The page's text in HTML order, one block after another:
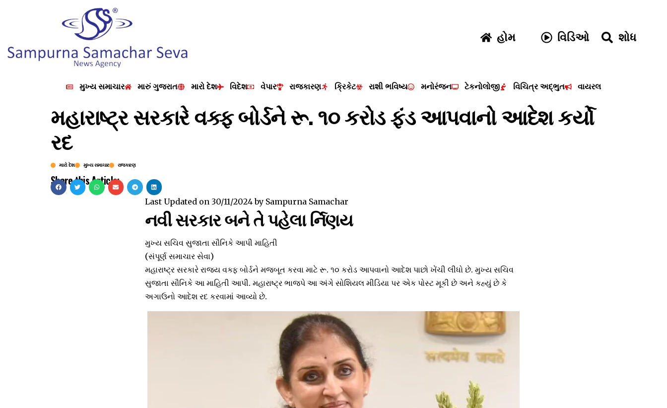
હોમ વિડિઓ શોધ
મુખ્ય સમાચાર મારું ગુજરાત મારો દેશ વિદેશ વેપાર રાજકારણ ક્રિકેટ રાશી ભવિષ્ય મનોરંજન ટેકનોલોજી વિચિત્ર અદ્ભુત વાયરલ
મહારાષ્ટ્ર સરકારે વક્ફ બોર્ડને રૂ. ૧૦ કરોડ ફંડ આપવાનો આદેશ કર્યો
રદ
મારો દેશ મુખ્ય સમાચાર રાજકારણ
Share this Article:
Last Updated on 30/11/2024by Sampurna Samachar
નવી સરકાર બને તે પહેલા ર્નિણય
મુખ્ય સચિવ સુજાતા સૌનિકે આપી માહિતી
(સંપૂર્ણ સમાચાર સેવા)
મહારાષ્ટ્ર સરકારે રાજ્ય વક્ફ બોર્ડને મજબૂત કરવા માટે રૂ. ૧૦ કરોડ આપવાનો આદેશ પાછો ખેંચી લીધો છે. મુખ્ય સચિવ
સુજાતા સૌનિકે આ માહિતી આપી. મહારાષ્ટ્ર ભાજપે આ અંગે સોશિયલ મીડિયા પર એક પોસ્ટ મૂકી છે અને કહ્યું છે કે
અગાઉનો આદેશ રદ કરવામાં આવ્યો છે.